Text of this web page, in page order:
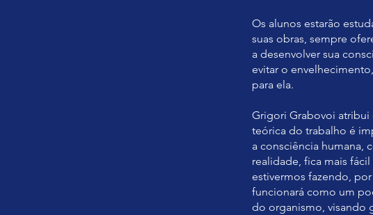
Os alunos estarão
suas obras, sempre
a desenvolver sua
evitar o
para ela.
Grigori Grabovoi
teórica do trabalho é
a consciência humana,
realidade, fica mais
estivermos fazendo,
funcionará como um
do organismo, visando